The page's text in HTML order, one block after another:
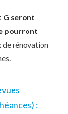
G seront
pourront
de rénovation
: